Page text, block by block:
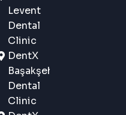
Levent
Dental
Clinic
DentX
Başakşehir
Dental
Clinic